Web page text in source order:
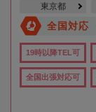
東京都
全国対応
19時以降TEL可
全国出張対応可